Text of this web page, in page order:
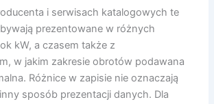
i serwisach katalogowych te
prezentowane w różnych
kW, a czasem także z
w jakim zakresie obrotów podawana
Różnice w zapisie nie oznaczają
sposób prezentacji danych. Dla